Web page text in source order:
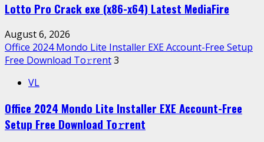
Lotto Pro Crack exe (x86-x64) Latest MediaFire
August 6, 2026
Office 2024 Mondo Lite Installer EXE Account-Free Setup
Frее Download To𝚛rent3
VL
Office 2024 Mondo Lite Installer EXE Account-Free
Setup Frее Download To𝚛rent